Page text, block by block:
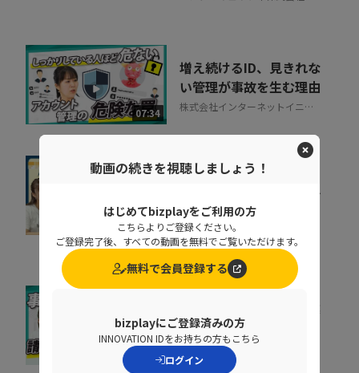
07:34
増え続けるID、見きれな
い管理が事故を生む理由
株式会社インターネットイニシ
10:40
すぐに効果が出る。手間
も時間もかけずに売上げ
を即上げする裏技【...
株式会社ラクーンフィナンシャ
ル
07:05
督促に費やす時間を事業
成果に集中投下
株式会社ラクーンフィナンシャ
ル
動画の続きを視聴しましょう！
はじめてbizplayをご利用の方
こちらよりご登録ください。
ご登録完了後、すべての動画を無料でご覧いただけます。
無料で会員登録する
bizplayにご登録済みの方
INNOVATION IDをお持ちの方もこちら
ログイン